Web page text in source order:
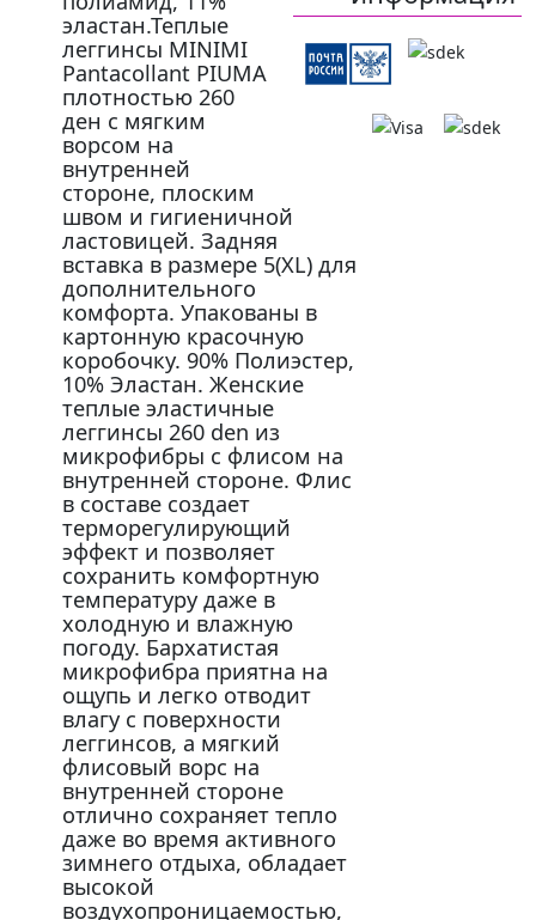
эластан.Теплые
леггинсы MINIMI
Pantacollant PIUMA
плотностью 260
ден с мягким
ворсом на
внутренней
стороне, плоским
швом и гигиеничной
ластовицей. Задняя
вставка в размере 5(XL) для
дополнительного
комфорта. Упакованы в
картонную красочную
коробочку. 90% Полиэстер,
10% Эластан. Женские
теплые эластичные
леггинсы 260 den из
микрофибры с флисом на
внутренней стороне. Флис
в составе создает
терморегулирующий
эффект и позволяет
сохранить комфортную
температуру даже в
холодную и влажную
погоду. Бархатистая
микрофибра приятна на
ощупь и легко отводит
влагу с поверхности
леггинсов, а мягкий
флисовый ворс на
внутренней стороне
отлично сохраняет тепло
даже во время активного
зимнего отдыха, обладает
высокой
воздухопроницаемостью,